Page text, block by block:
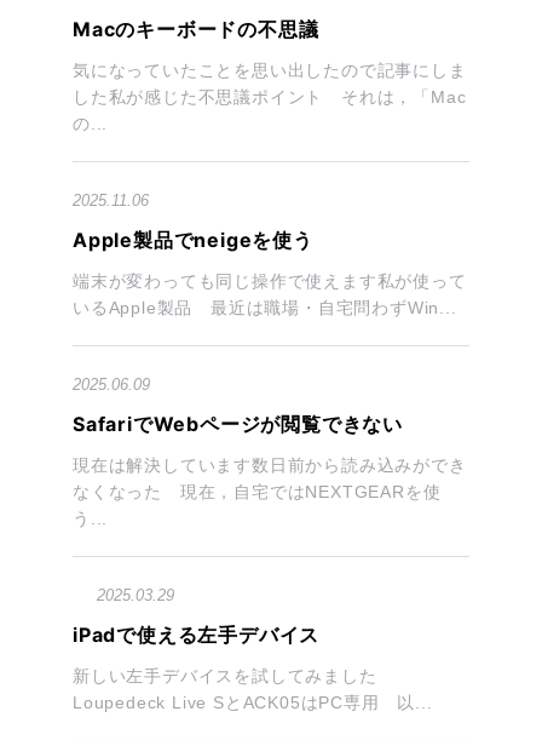
Macのキーボードの不思議
気になっていたことを思い出したので記事にしま
した私が感じた不思議ポイント それは，「Mac
の...
2025.11.06
Apple製品でneigeを使う
端末が変わっても同じ操作で使えます私が使って
いるApple製品 最近は職場・自宅問わずWin...
2025.06.09
SafariでWebページが閲覧できない
現在は解決しています数日前から読み込みができ
なくなった 現在，自宅ではNEXTGEARを使
う...
2025.03.29
iPadで使える左手デバイス
新しい左手デバイスを試してみました
Loupedeck Live SとACK05はPC専用 以...